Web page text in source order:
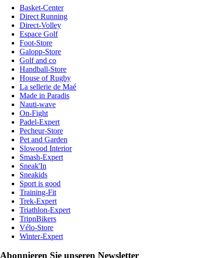
Basket-Center
Direct Running
Direct-Volley
Espace Golf
Foot-Store
Galopp-Store
Golf and co
Handball-Store
House of Rugby
La sellerie de Maé
Made in Paradis
Nauti-wave
On-Fight
Padel-Expert
Pecheur-Store
Pet and Garden
Slowood Interior
Smash-Expert
Sneak'In
Sneakids
Sport is good
Training-Fit
Trek-Expert
Triathlon-Expert
TripnBikers
Vélo-Store
Winter-Expert
Abonnieren Sie unseren Newsletter